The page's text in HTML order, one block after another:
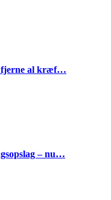
fjerne al kræf…
– nu…